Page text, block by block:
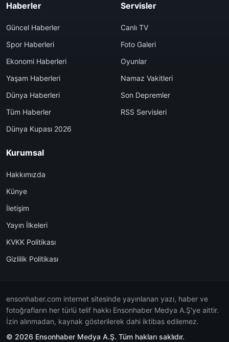
Haberler
Güncel Haberler
Spor Haberleri
Ekonomi Haberleri
Yaşam Haberleri
Dünya Haberleri
Tüm Haberler
Dünya Kupası 2026
Servisler
Canlı TV
Foto Galeri
Oyunlar
Namaz Vakitleri
Son Depremler
RSS Servisleri
Kurumsal
Hakkımızda
Künye
İletişim
Yayın İlkeleri
KVKK Politikası
Gizlilik Politikası
ensonhaber.com internet sitesinde yayınlanan yazı, haber ve
fotoğrafların her türlü telif hakkı Ensonhaber Medya A.Ş'ye aittir.
İzin alınmadan, kaynak gösterilerek dahi iktibas edilemez.
© 2026 Ensonhaber Medya A.Ş. Tüm hakları saklıdır.